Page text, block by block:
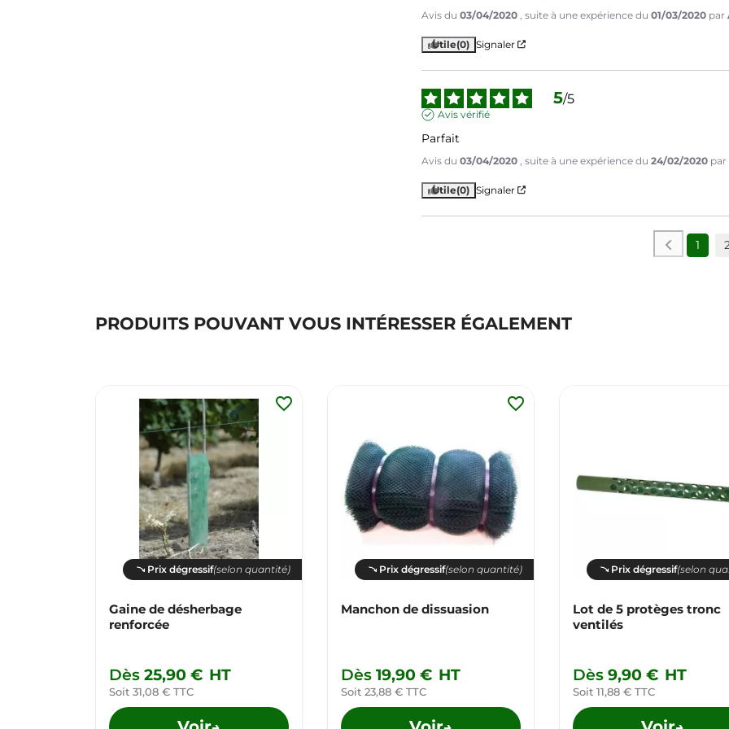
Avis du 03/04/2020 , suite à une expérience du 01/03/2020 par
Utile(0) Signaler
5/5
Avis vérifié
Parfait
Avis du 03/04/2020 , suite à une expérience du 24/02/2020 par
Utile(0) Signaler
1
PRODUITS POUVANT VOUS INTÉRESSER ÉGALEMENT
Prix dégressif(selon quantité)
Gaine de désherbage
renforcée
Dès 25,90 € HT
Soit 31,08 € TTC
favorite_border
Prix dégressif(selon quantité)
Manchon de dissuasion
Dès 19,90 € HT
Soit 23,88 € TTC
favorite_border
Prix dégressif(selon
Lot de 5 protèges tronc
ventilés
Dès 9,90 € HT
Soit 11,88 € TTC